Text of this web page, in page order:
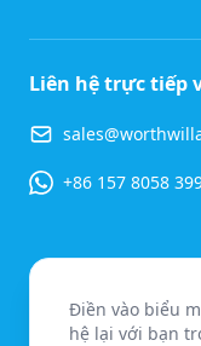
Liên hệ trực tiếp
+86 157 8058
Điền vào biểu
hệ lại với bạn